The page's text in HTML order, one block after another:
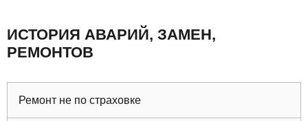
ИСТОРИЯ АВАРИЙ, ЗАМЕН,
РЕМОНТОВ
Ремонт не по страховке